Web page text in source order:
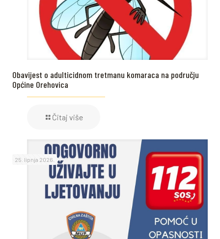
Obavijest o adulticidnom tretmanu komaraca na području
Općine Orehovica
Čitaj više
25. lipnja 2026.